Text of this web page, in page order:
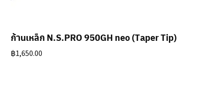
ก้านเหล็ก N.S.PRO 950GH neo (Taper Tip)
฿1,650.00